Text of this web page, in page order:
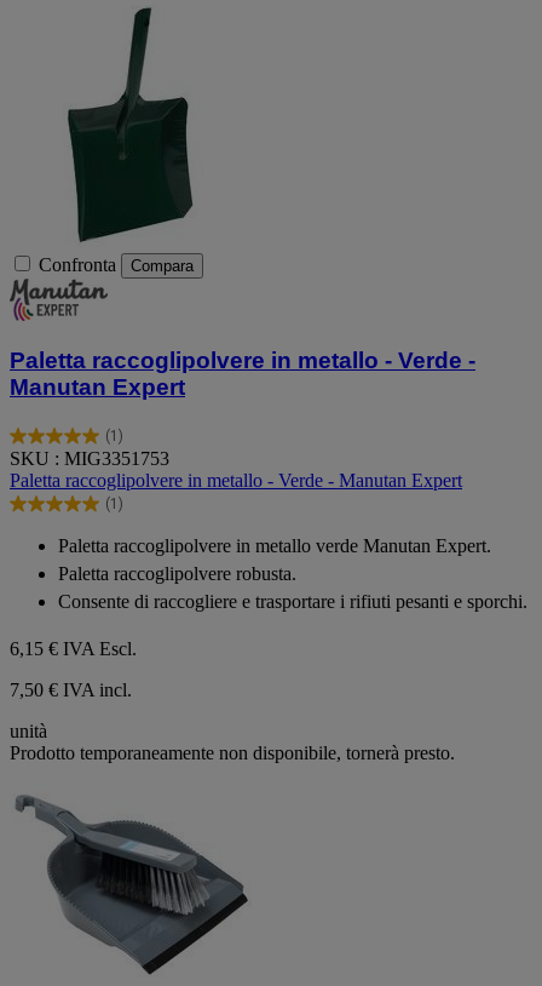
Confronta Compara
Paletta raccoglipolvere in metallo - Verde -
Manutan Expert
(1)
5.0
su
5
stelle.
recensione
SKU : MIG3351753
Paletta raccoglipolvere in metallo - Verde - Manutan Expert
(1)
5.0
stelle.
Paletta raccoglipolvere in metallo verde Manutan Expert.
Paletta raccoglipolvere robusta.
Consente di raccogliere e trasportare i rifiuti pesanti e sporchi.
6,15 € IVA Escl.
7,50 € IVA incl.
unità
Prodotto temporaneamente non disponibile, tornerà presto.